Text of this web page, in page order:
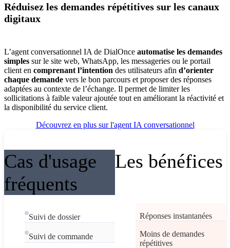
Réduisez les demandes répétitives sur les canaux
digitaux
L’agent conversationnel IA de DialOnce automatise les demandes
simples sur le site web, WhatsApp, les messageries ou le portail
client en comprenant l’intention des utilisateurs afin d’orienter
chaque demande vers le bon parcours et proposer des réponses
adaptées au contexte de l’échange. Il permet de limiter les
sollicitations à faible valeur ajoutée tout en améliorant la réactivité et
la disponibilité du service client.
Découvrez en plus sur l'agent IA conversationnel
Cas d'usage
fréquents
Les bénéfices
Suivi de dossier
Suivi de commande
Réponses instantanées
Moins de demandes
répétitives